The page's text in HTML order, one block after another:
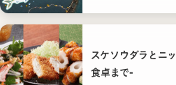
スケソウダラとニ
食卓まで-